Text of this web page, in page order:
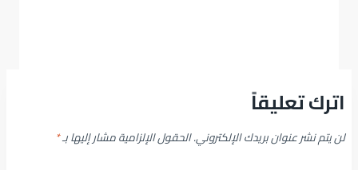
اترك تعليقاً
لن يتم نشر عنوان بريدك الإلكتروني.الحقول الإلزامية مشار إليها بـ*